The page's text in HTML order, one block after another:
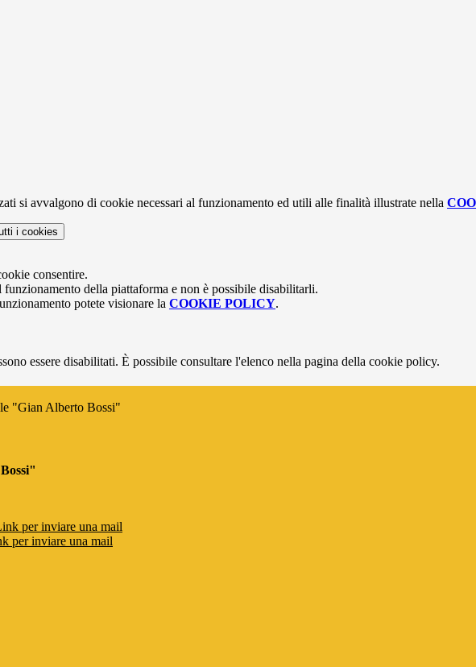
si avvalgono di cookie necessari al funzionamento ed utili alle finalità illustrate nella
i cookies
consentire.
della piattaforma e non è possibile disabilitarli.
potete visionare la COOKIE POLICY.
essere disabilitati. È possibile consultare l'elenco nella pagina della cookie policy.
"Gian Alberto Bossi"
per inviare una mail
per inviare una mail